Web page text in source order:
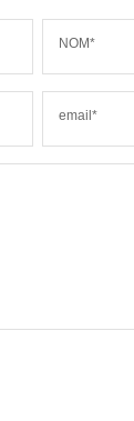
NOM*
email*